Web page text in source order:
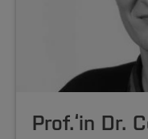
Prof.‘in Dr.